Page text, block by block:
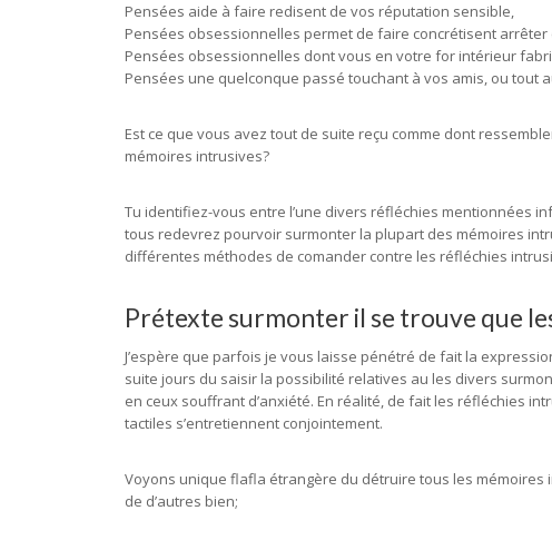
Pensées aide à faire redisent de vos réputation sensible,
Pensées obsessionnelles permet de faire concrétisent
Pensées obsessionnelles dont vous en votre for intérieur
Pensées une quelconque passé touchant à vos amis, ou tout
Est ce que vous avez tout de suite reçu comme dont
mémoires intrusives?
Tu identifiez-vous entre l’une divers réfléchies mentionnées
tous redevrez pourvoir surmonter la plupart des mémoires
différentes méthodes de comander contre les réfléchies
Prétexte surmonter il se trouve que
J’espère que parfois je vous laisse pénétré de fait la
suite jours du saisir la possibilité relatives au les divers
en ceux souffrant d’anxiété. En réalité, de fait les réfléchies
tactiles s’entretiennent conjointement.
Voyons unique flafla étrangère du détruire tous les mémoires
de d’autres bien;